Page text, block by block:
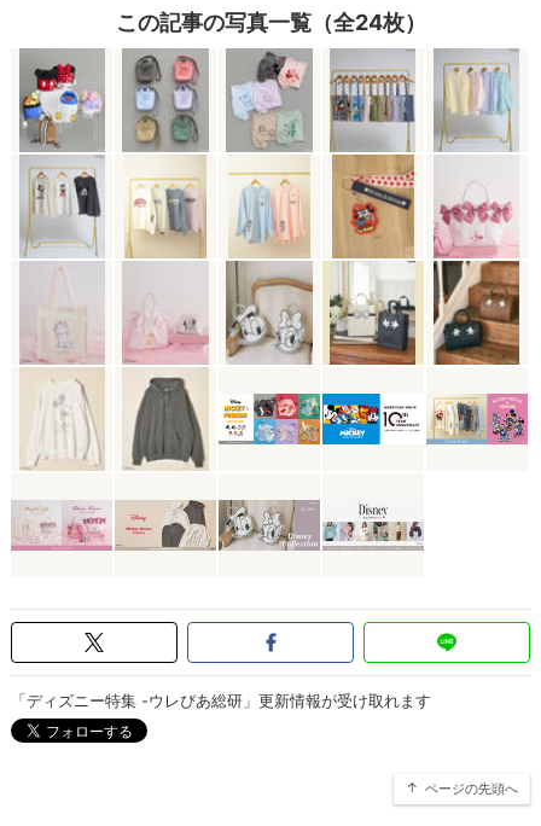
この記事の写真一覧（全24枚）
「ディズニー特集 -ウレぴあ総研」更新情報が受け取れます
ページの先頭へ